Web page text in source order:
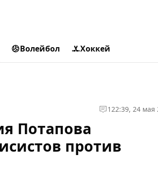
Волейбол Хоккей
122:39, 24 мая
Потапова
против